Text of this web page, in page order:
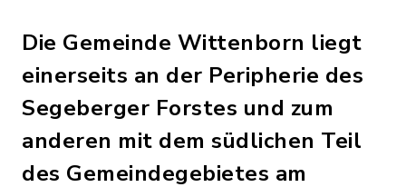
Die Gemeinde Wittenborn liegt
einerseits an der Peripherie des
Segeberger Forstes und zum
anderen mit dem südlichen Teil
des Gemeindegebietes am